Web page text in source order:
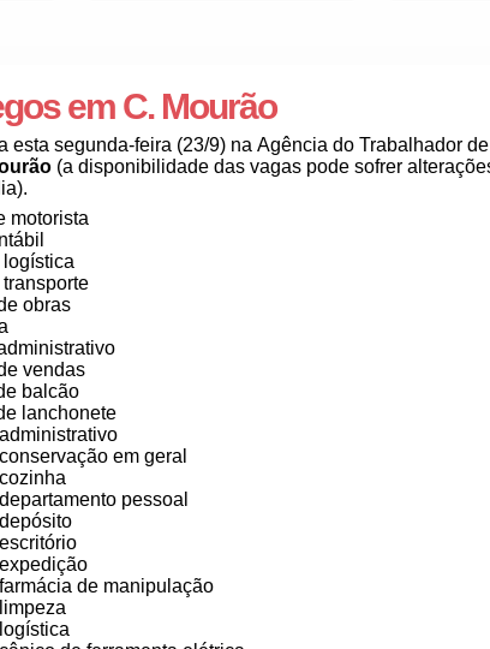
em C. Mourão
esta segunda-feira (23/9) na Agência do Trabalhador de
(a disponibilidade das vagas pode sofrer
motorista
obras
vendas
balcão
lanchonete
em geral
pessoal
de manipulação